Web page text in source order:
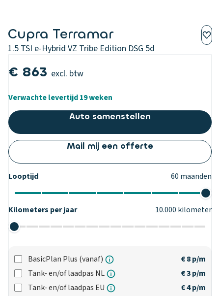
Cupra Terramar
1.5 TSI e-Hybrid VZ Tribe Edition DSG 5d
€ 863 excl. btw
Verwachte levertijd 19 weken
Auto samenstellen
Mail mij een offerte
Looptijd 60 maanden
Kilometers per jaar 10.000 kilometer
BasicPlan Plus (vanaf) € 8p/m
Tank- en/of laadpas NL
€ 3p/m
Tank- en/of laadpas EU
€ 4p/m